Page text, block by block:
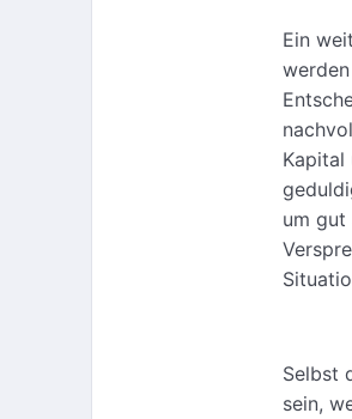
Ein
Kapital
um gut
Selbst
sein,